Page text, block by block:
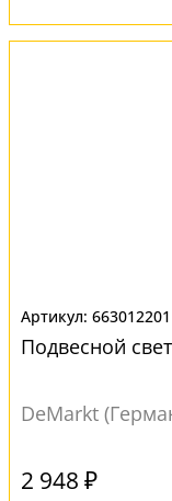
663012201
Подвесной
DeMarkt
2 948 ₽